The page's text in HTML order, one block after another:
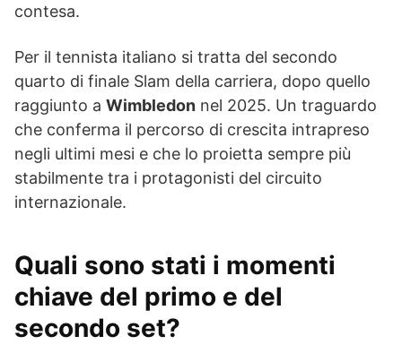
contesa.
Per il tennista italiano si tratta del secondo
quarto di finale Slam della carriera, dopo quello
raggiunto a Wimbledon nel 2025. Un traguardo
che conferma il percorso di crescita intrapreso
negli ultimi mesi e che lo proietta sempre più
stabilmente tra i protagonisti del circuito
internazionale.
Quali sono stati i momenti
chiave del primo e del
secondo set?